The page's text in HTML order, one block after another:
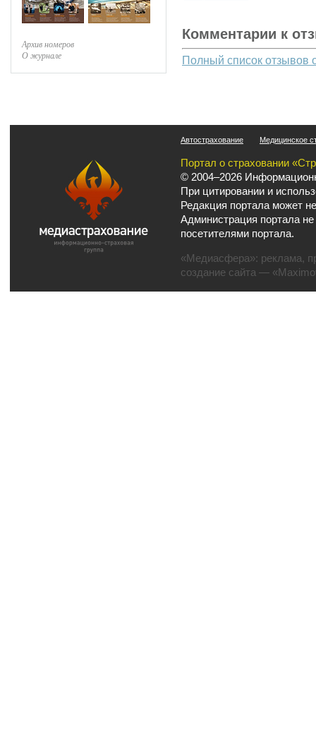
Архив номеров
О журнале
Комментарии к
Полный список отзывов
Автострахование Медицинское
Портал о страховании
© 2004–2026
При цитировании и
Редакция портала может
Администрация портала
посетителями портала.
«Медиасфера»: реклама,
создание сайта —